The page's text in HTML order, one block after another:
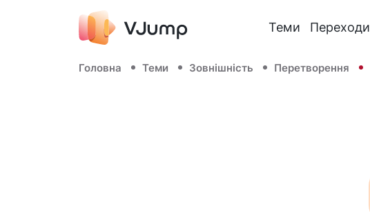
Теми Переходи
Головна Теми Зовнішність Перетворення